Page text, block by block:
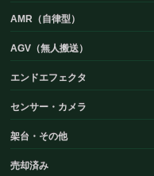
AMR（自律型）
AGV（無人搬送）
エンドエフェクタ
センサー・カメラ
架台・その他
売却済み